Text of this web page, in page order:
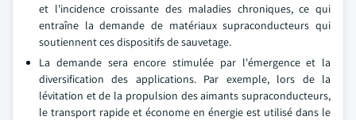
et l'incidence croissante des maladies chroniques, ce qui
entraîne la demande de matériaux supraconducteurs qui
soutiennent ces dispositifs de sauvetage.
La demande sera encore stimulée par l'émergence et la
diversification des applications. Par exemple, lors de la
lévitation et de la propulsion des aimants supraconducteurs,
le transport rapide et économe en énergie est utilisé dans le